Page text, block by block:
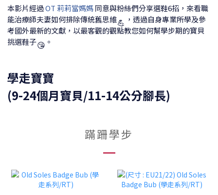
本影片經過OT 莉莉當媽媽同意與粉絲們分享選鞋6招，來看職
能治療師夫妻如何排除傳統舊思維💪 ，透過自身專業所學及參
考國外最新的文獻，以最客觀的觀點教您如何幫學步期的寶貝
挑選鞋子😘 。
學走寶寶
(9-24個月寶貝/11-14公分腳長)
蹣跚學步